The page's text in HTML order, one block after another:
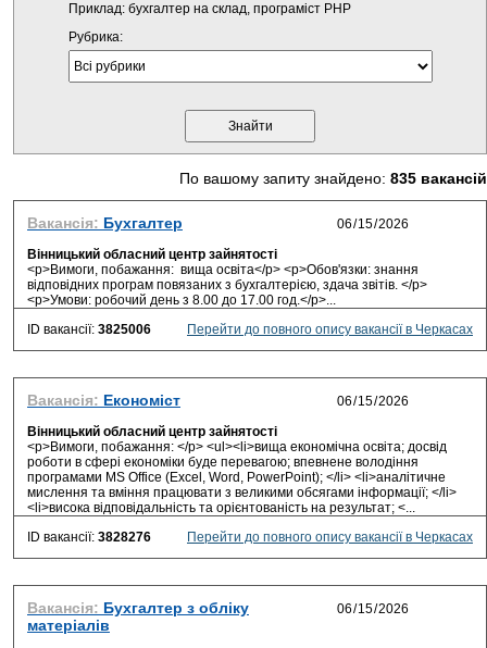
Приклад: бухгалтер на склад, програміст PHP
Рубрика:
По вашому запиту знайдено: 835 вакансій
Вакансія: Бухгалтер
Вінницький обласний центр зайнятості
<p>Вимоги, побажання: вища освіта</p> <p>Обов'язки: знання
відповідних програм повязаних з бухгалтерією, здача звітів. </p>
<p>Умови: робочий день з 8.00 до 17.00 год.</p>...
ID вакансії: 3825006 Перейти до повного опису вакансії в Черкасах
Вакансія: Економіст
Вінницький обласний центр зайнятості
<p>Вимоги, побажання: </p> <ul><li>вища економічна освіта; досвід
роботи в сфері економіки буде перевагою; впевнене володіння
програмами MS Office (Excel, Word, PowerPoint); </li> <li>аналітичне
мислення та вміння працювати з великими обсягами інформації; </li>
<li>висока відповідальність та орієнтованість на результат; <...
ID вакансії: 3828276 Перейти до повного опису вакансії в Черкасах
Вакансія: Бухгалтер з обліку
матеріалів